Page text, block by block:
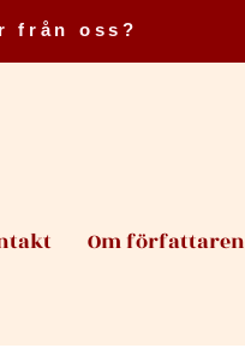
från oss?
Om författaren